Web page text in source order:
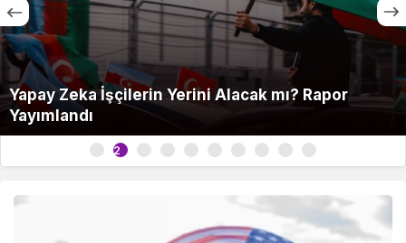
Siber Saldırı Milyonları Etkiledi: Uzmanlardan
Uyarı
3